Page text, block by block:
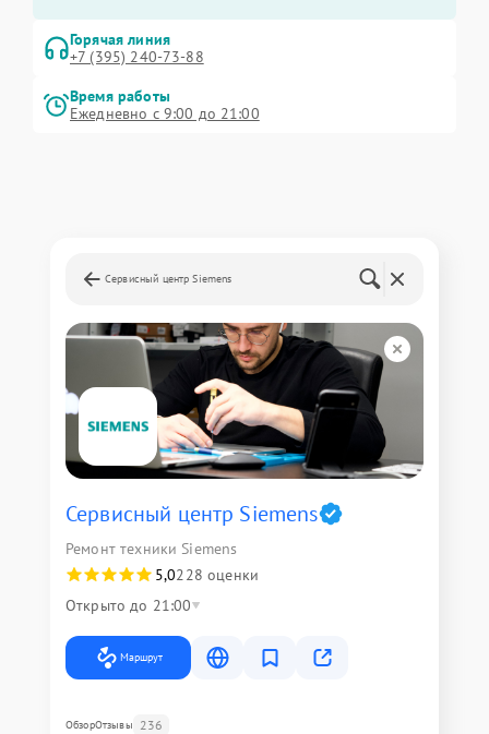
Горячая линия
+7 (395) 240-73-88
Время работы
Ежедневно с 9:00 до 21:00
Сервисный центр Siemens
Сервисный центр Siemens
Ремонт техники Siemens
5,0228 оценки
Открыто до 21:00
Маршрут
ОбзорОтзывы 236